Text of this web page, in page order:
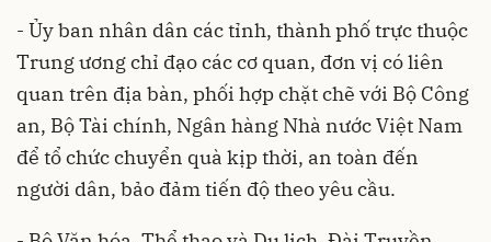
- Ủy ban nhân dân các tỉnh, thành phố trực thuộc
Trung ương chỉ đạo các cơ quan, đơn vị có liên
quan trên địa bàn, phối hợp chặt chẽ với Bộ Công
an, Bộ Tài chính, Ngân hàng Nhà nước Việt Nam
để tổ chức chuyển quà kịp thời, an toàn đến
người dân, bảo đảm tiến độ theo yêu cầu.